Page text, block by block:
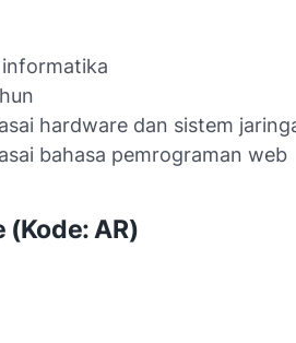
hardware dan sistem
bahasa pemrograman web
(Kode: AR)